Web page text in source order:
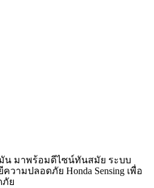
น มาพร้อมดีไซน์ทันสมัย ระบบ
วามปลอดภัย Honda Sensing เพื่อ
ภัย